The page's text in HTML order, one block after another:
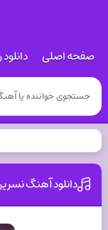
صفحه اصلی
دانلود آهنگ